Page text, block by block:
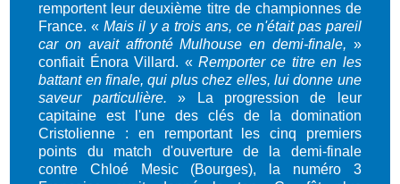
remportent leur deuxième titre de championnes de
France. « Mais il y a trois ans, ce n'était pas pareil
car on avait affronté Mulhouse en demi-finale, »
confiait Énora Villard. « Remporter ce titre en les
battant en finale, qui plus chez elles, lui donne une
saveur particulière.» La progression de leur
capitaine est l'une des clés de la domination
Cristolienne : en remportant les cinq premiers
points du match d'ouverture de la demi-finale
contre Chloé Mesic (Bourges), la numéro 3